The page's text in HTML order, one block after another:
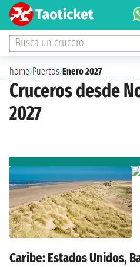
Busca un crucero
home›Puertos›Enero 2027
Cruceros desde
2027
Caribe: Estados Unidos,